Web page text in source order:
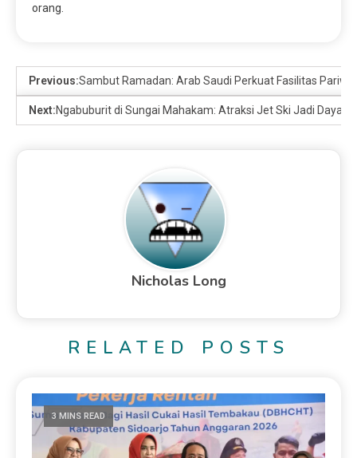
orang.
Previous:Sambut Ramadan: Arab Saudi Perkuat Fasilitas
Next:Ngabuburit di Sungai Mahakam: Atraksi Jet Ski Jadi Daya
Nicholas Long
RELATED POSTS
3 MINS READ